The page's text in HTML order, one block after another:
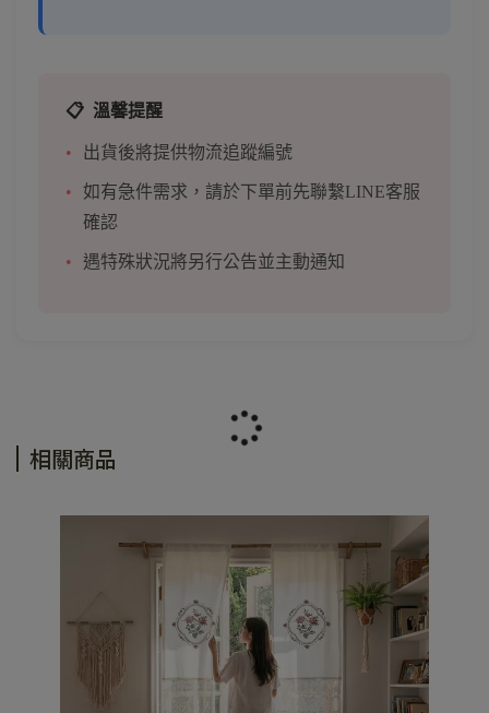
📋 溫馨提醒
出貨後將提供物流追蹤編號
如有急件需求，請於下單前先聯繫LINE客服
確認
遇特殊狀況將另行公告並主動通知
相關商品